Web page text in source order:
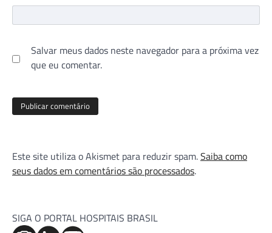
Salvar meus dados neste navegador para a próxima vez
que eu comentar.
Este site utiliza o Akismet para reduzir spam.Saiba como
seus dados em comentários são processados.
SIGA O PORTAL HOSPITAIS BRASIL